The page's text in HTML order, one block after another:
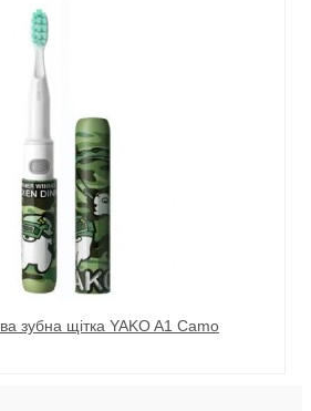
зубна щітка YAKO A1 Camo